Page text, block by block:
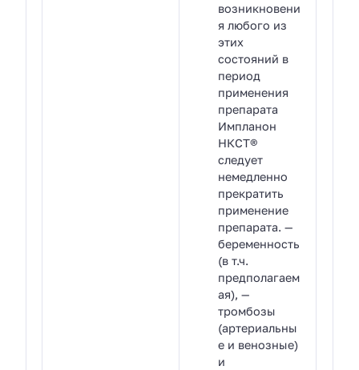
возникновени
я любого из
этих
состояний в
период
применения
препарата
Импланон
НКСТ®
следует
немедленно
прекратить
применение
препарата. —
беременность
(в т.ч.
предполагаем
ая), —
тромбозы
(артериальны
е и венозные)
и